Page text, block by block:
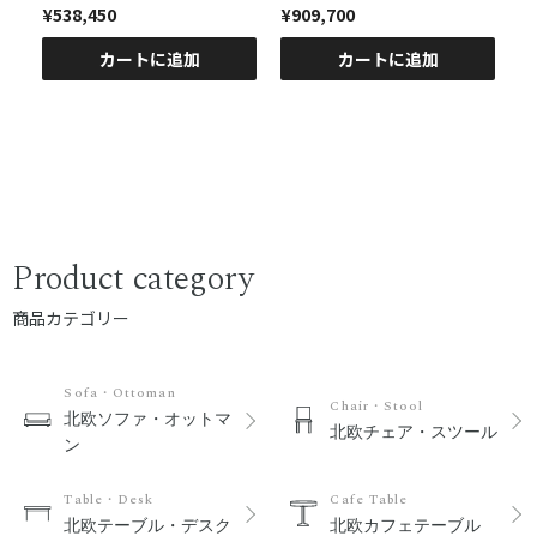
¥538,450
カートに追加
¥909,700
カートに追加
Product category
商品カテゴリー
Sofa・Ottoman
北欧ソファ・オットマ
ン
Chair・Stool
北欧チェア・スツール
Table・Desk
北欧テーブル・デスク
Cafe Table
北欧カフェテーブル